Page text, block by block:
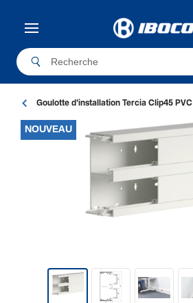
Goulotte d'installation Tercia Clip45 PVC
NOUVEAU